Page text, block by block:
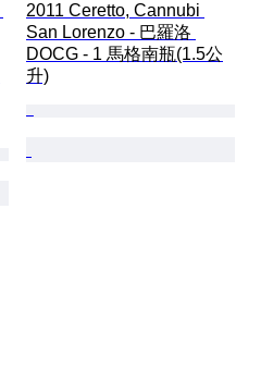
2011 Ceretto, Cannubi
San Lorenzo - 巴羅洛
DOCG - 1 馬格南瓶(1.5公
升)